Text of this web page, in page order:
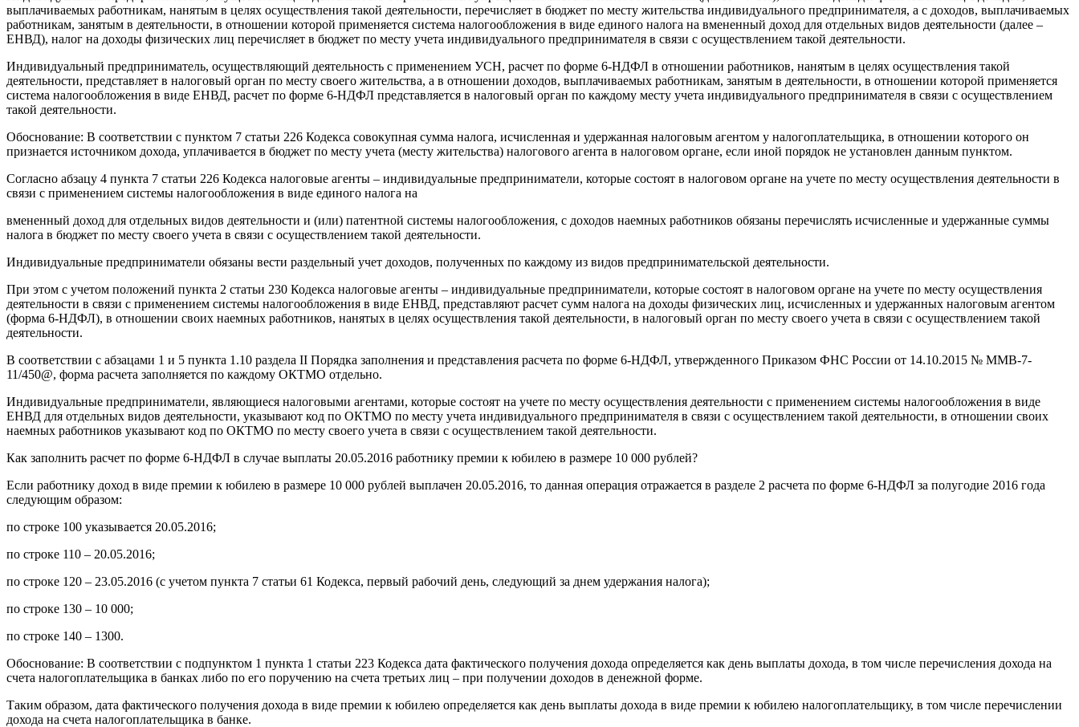
выплачиваемых работникам, нанятым в целях осуществления такой деятельности, перечисляет в бюджет по месту жительства индивидуального предпринимателя, а с доходов, выплачиваемых
работникам, занятым в деятельности, в отношении которой применяется система налогообложения в виде единого налога на вмененный доход для отдельных видов деятельности (далее –
ЕНВД), налог на доходы физических лиц перечисляет в бюджет по месту учета индивидуального предпринимателя в связи с осуществлением такой деятельности.
Индивидуальный предприниматель, осуществляющий деятельность с применением УСН, расчет по форме 6-НДФЛ в отношении работников, нанятым в целях осуществления такой
деятельности, представляет в налоговый орган по месту своего жительства, а в отношении доходов, выплачиваемых работникам, занятым в деятельности, в отношении которой применяется
система налогообложения в виде ЕНВД, расчет по форме 6-НДФЛ представляется в налоговый орган по каждому месту учета индивидуального предпринимателя в связи с осуществлением
такой деятельности.
Обоснование: В соответствии с пунктом 7 статьи 226 Кодекса совокупная сумма налога, исчисленная и удержанная налоговым агентом у налогоплательщика, в отношении которого он
признается источником дохода, уплачивается в бюджет по месту учета (месту жительства) налогового агента в налоговом органе, если иной порядок не установлен данным пунктом.
Согласно абзацу 4 пункта 7 статьи 226 Кодекса налоговые агенты – индивидуальные предприниматели, которые состоят в налоговом органе на учете по месту осуществления деятельности в
связи с применением системы налогообложения в виде единого налога на
вмененный доход для отдельных видов деятельности и (или) патентной системы налогообложения, с доходов наемных работников обязаны перечислять исчисленные и удержанные суммы
налога в бюджет по месту своего учета в связи с осуществлением такой деятельности.
Индивидуальные предприниматели обязаны вести раздельный учет доходов, полученных по каждому из видов предпринимательской деятельности.
При этом с учетом положений пункта 2 статьи 230 Кодекса налоговые агенты – индивидуальные предприниматели, которые состоят в налоговом органе на учете по месту осуществления
деятельности в связи с применением системы налогообложения в виде ЕНВД, представляют расчет сумм налога на доходы физических лиц, исчисленных и удержанных налоговым агентом
(форма 6-НДФЛ), в отношении своих наемных работников, нанятых в целях осуществления такой деятельности, в налоговый орган по месту своего учета в связи с осуществлением такой
деятельности.
В соответствии с абзацами 1 и 5 пункта 1.10 раздела II Порядка заполнения и представления расчета по форме 6-НДФЛ, утвержденного Приказом ФНС России от 14.10.2015 № ММВ-7-
11/450@, форма расчета заполняется по каждому ОКТМО отдельно.
Индивидуальные предприниматели, являющиеся налоговыми агентами, которые состоят на учете по месту осуществления деятельности с применением системы налогообложения в виде
ЕНВД для отдельных видов деятельности, указывают код по ОКТМО по месту учета индивидуального предпринимателя в связи с осуществлением такой деятельности, в отношении своих
наемных работников указывают код по ОКТМО по месту своего учета в связи с осуществлением такой деятельности.
Как заполнить расчет по форме 6-НДФЛ в случае выплаты 20.05.2016 работнику премии к юбилею в размере 10 000 рублей?
Если работнику доход в виде премии к юбилею в размере 10 000 рублей выплачен 20.05.2016, то данная операция отражается в разделе 2 расчета по форме 6-НДФЛ за полугодие 2016 года
следующим образом:
по строке 100 указывается 20.05.2016;
по строке 110 – 20.05.2016;
по строке 120 – 23.05.2016 (с учетом пункта 7 статьи 61 Кодекса, первый рабочий день, следующий за днем удержания налога);
по строке 130 – 10 000;
по строке 140 – 1300.
Обоснование: В соответствии с подпунктом 1 пункта 1 статьи 223 Кодекса дата фактического получения дохода определяется как день выплаты дохода, в том числе перечисления дохода на
счета налогоплательщика в банках либо по его поручению на счета третьих лиц – при получении доходов в денежной форме.
Таким образом, дата фактического получения дохода в виде премии к юбилею определяется как день выплаты дохода в виде премии к юбилею налогоплательщику, в том числе перечислении
дохода на счета налогоплательщика в банке.